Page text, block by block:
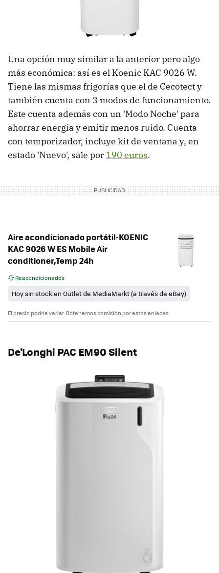
Una opción muy similar a la anterior pero algo
más económica: así es el Koenic KAC 9026 W.
Tiene las mismas frigorías que el de Cecotect y
también cuenta con 3 modos de funcionamiento.
Este cuenta además con un 'Modo Noche' para
ahorrar energía y emitir menos ruido. Cuenta
con temporizador, incluye kit de ventana y, en
estado 'Nuevo', sale por 190 euros.
Aire acondicionado portátil-KOENIC
KAC 9026 W ES Mobile Air
conditioner,Temp 24h
Reacondicionados
Hoy sin stock en Outlet de MediaMarkt (a través de eBay)
El precio podría variar. Obtenemos comisión por estos enlaces
De'Longhi PAC EM90 Silent